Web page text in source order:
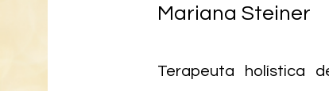
Mariana Steiner
Terapeuta holística